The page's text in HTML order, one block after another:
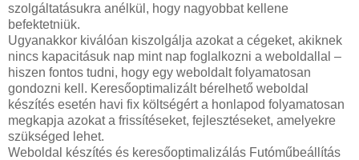
szolgáltatásukra anélkül, hogy nagyobbat kellene
befektetniük.
Ugyanakkor kiválóan kiszolgálja azokat a cégeket, akiknek
nincs kapacitásuk nap mint nap foglalkozni a weboldallal –
hiszen fontos tudni, hogy egy weboldalt folyamatosan
gondozni kell. Keresőoptimalizált bérelhető weboldal
készítés esetén havi fix költségért a honlapod folyamatosan
megkapja azokat a frissítéseket, fejlesztéseket, amelyekre
szükséged lehet.
Weboldal készítés és keresőoptimalizálás Futóműbeállítás